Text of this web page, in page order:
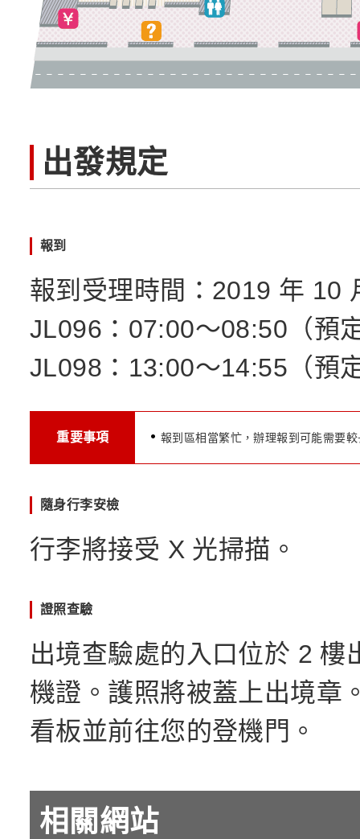
出發規定
報到
報到受理時間：2019 年 10
JL096：07:00～08:50（預
JL098：13:00～14:55（預
重要事項 報到區相當繁忙，辦理報到可能需要
隨身行李安檢
行李將接受 X 光掃描。
證照查驗
出境查驗處的入口位於 2 樓
機證。護照將被蓋上出境章
看板並前往您的登機門。
相關網站